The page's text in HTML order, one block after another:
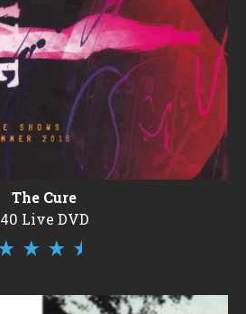
The Cure
40 Live DVD